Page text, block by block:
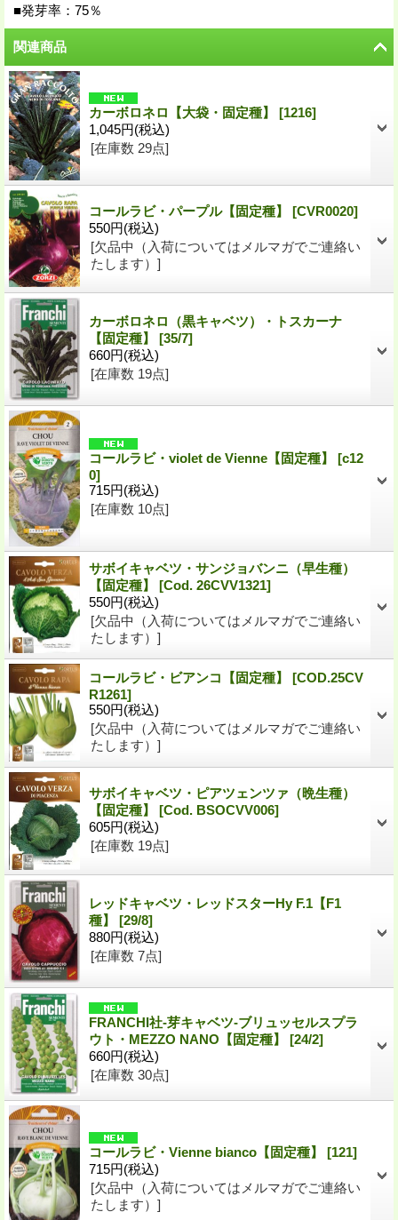
■発芽率：75％
関連商品
カーボロネロ【大袋・固定種】 [1216]
1,045円(税込)
[在庫数 29点]
コールラビ・パープル【固定種】 [CVR0020]
550円(税込)
[欠品中（入荷についてはメルマガでご連絡い
たします）]
カーボロネロ（黒キャベツ）・トスカーナ
【固定種】 [35/7]
660円(税込)
[在庫数 19点]
コールラビ・violet de Vienne【固定種】 [c12
0]
715円(税込)
[在庫数 10点]
サボイキャベツ・サンジョバンニ（早生種）
【固定種】 [Cod. 26CVV1321]
550円(税込)
[欠品中（入荷についてはメルマガでご連絡い
たします）]
コールラビ・ビアンコ【固定種】 [COD.25CV
R1261]
550円(税込)
[欠品中（入荷についてはメルマガでご連絡い
たします）]
サボイキャベツ・ピアツェンツァ（晩生種）
【固定種】 [Cod. BSOCVV006]
605円(税込)
[在庫数 19点]
レッドキャベツ・レッドスターHy F.1【F1
種】 [29/8]
880円(税込)
[在庫数 7点]
FRANCHI社-芽キャベツ-ブリュッセルスプラ
ウト・MEZZO NANO【固定種】 [24/2]
660円(税込)
[在庫数 30点]
コールラビ・Vienne bianco【固定種】 [121]
715円(税込)
[欠品中（入荷についてはメルマガでご連絡い
たします）]